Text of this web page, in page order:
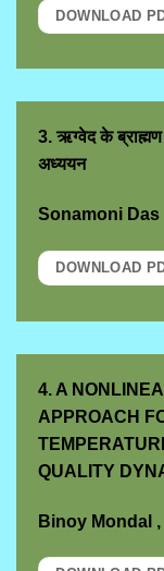
DOWNLOAD
3. ऋग्वेद के ब्राह्मण
अध्ययन
Sonamoni
DOWNLOAD
4. A
APPROACH
QUALITY
Binoy Mondal ,